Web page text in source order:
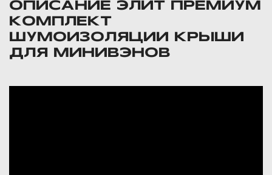
ОПИСАНИЕ ЭЛИТ ПРЕМИУМ
КОМПЛЕКТ
ШУМОИЗОЛЯЦИИ КРЫШИ
ДЛЯ МИНИВЭНОВ